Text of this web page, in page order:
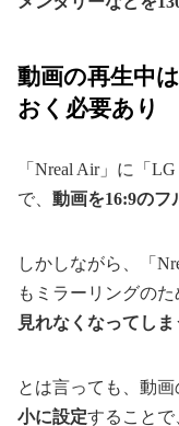
動画の再生中
おく必要あり
「Nreal Air」に「
で、 動画を16:9のフ
しかしながら、「
もミラーリングのた
見れなくなってしま
とは言っても、動
小に設定することで